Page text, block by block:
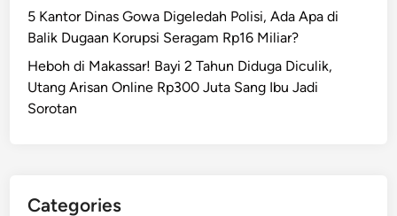
5 Kantor Dinas Gowa Digeledah Polisi, Ada Apa di
Balik Dugaan Korupsi Seragam Rp16 Miliar?
Heboh di Makassar! Bayi 2 Tahun Diduga Diculik,
Utang Arisan Online Rp300 Juta Sang Ibu Jadi
Sorotan
Categories